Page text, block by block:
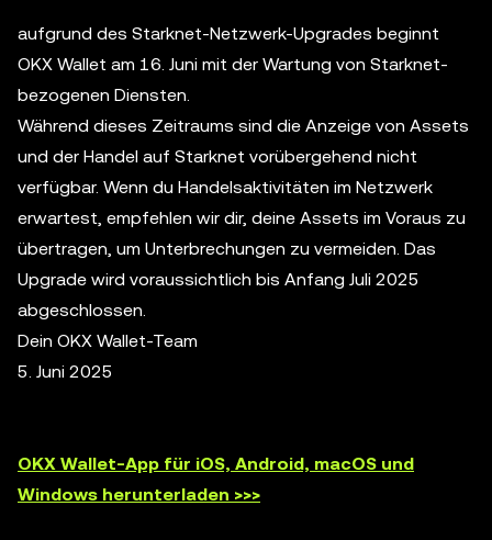
aufgrund des Starknet-Netzwerk-Upgrades beginnt
OKX Wallet am 16. Juni mit der Wartung von Starknet-
bezogenen Diensten.
Während dieses Zeitraums sind die Anzeige von Assets
und der Handel auf Starknet vorübergehend nicht
verfügbar. Wenn du Handelsaktivitäten im Netzwerk
erwartest, empfehlen wir dir, deine Assets im Voraus zu
übertragen, um Unterbrechungen zu vermeiden. Das
Upgrade wird voraussichtlich bis Anfang Juli 2025
abgeschlossen.
Dein OKX Wallet-Team
5. Juni 2025
OKX Wallet-App für iOS, Android, macOS und
Windows herunterladen >>>